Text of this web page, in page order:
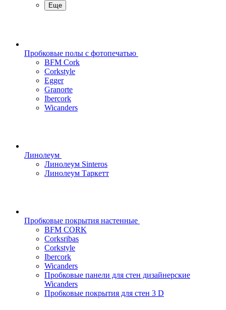
Еще
Пробковые полы с фотопечатью
BFM Cork
Corkstyle
Egger
Granorte
Ibercork
Wicanders
Линолеум
Линолеум Sinteros
Линолеум Таркетт
Пробковые покрытия настенные
BFM CORK
Corksribas
Corkstyle
Ibercork
Wicanders
Пробковые панели для стен дизайнерские
Wicanders
Пробковые покрытия для стен 3 D